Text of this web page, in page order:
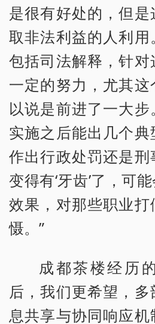
是很有好处的，但
取非法利益的人利用
包括司法解释，针对
一定的努力，尤其
以说是前进了一大步
实施之后能出几个
作出行政处罚还是
变得有‘牙齿’了，可
效果，对那些职业
慑。”
成都茶楼经历
后，我们更希望，
息共享与协同响应